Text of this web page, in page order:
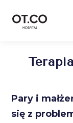
Pary i
się z